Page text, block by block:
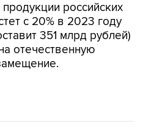
российских
с 20% в 2023 году
351 млрд рублей)
отечественную